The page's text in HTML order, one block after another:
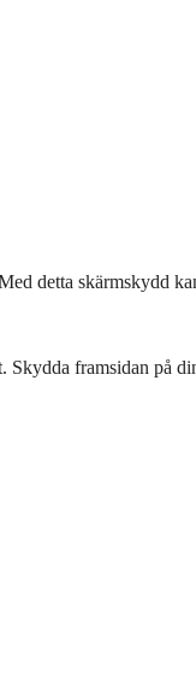
detta skärmskydd
Skydda framsidan på